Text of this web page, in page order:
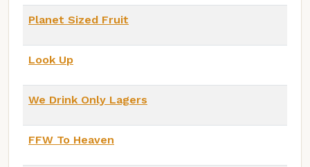
Planet Sized Fruit
Look Up
We Drink Only Lagers
FFW To Heaven